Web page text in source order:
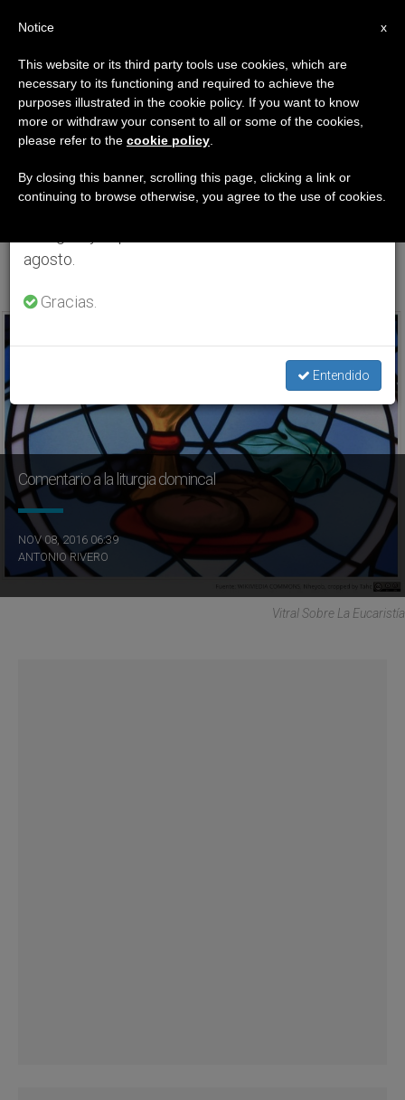
ETIQUETA
Posts Tagged
‘Trigésimo Terce
Domingo Del Tiempo
Comentario a la liturgia domincal
NOV 08, 2016 06:39
ANTONIO RIVERO
Vitral Sobre La Eucaristía
×
Aviso importante
Del 27 de julio al 7 de agosto haremos la pausa
anual, aprovechando que en el periodo de verano
se generan menos informaciones y también el
agosto.
Gracias.
Entendido
x
Notice
This website or its third party tools use cookies, which are
necessary to its functioning and required to achieve the
purposes illustrated in the cookie policy. If you want to know
more or withdraw your consent to all or some of the cookies,
please refer to the cookie policy
By closing this banner, scrolling this page, clicking a link or
continuing to browse otherwise, you agree to the use of cookies.